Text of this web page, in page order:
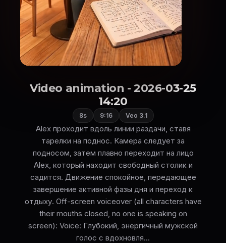
Video animation - 2026-03-25
14:20
8s 9:16 Veo 3.1
Alex проходит вдоль линии раздачи, ставя
тарелки на поднос. Камера следует за
подносом, затем плавно переходит на лицо
Alex, который находит свободный столик и
садится. Движение спокойное, передающее
завершение активной фазы дня и переход к
отдыху. Off-screen voiceover (all characters have
their mouths closed, no one is speaking on
screen): Voice: Глубокий, энергичный мужской
голос с вдохновля...